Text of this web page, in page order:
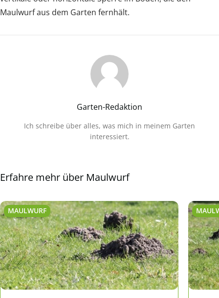
Maulwurf aus dem Garten fernhält.
Garten-Redaktion
Ich schreibe über alles, was mich in meinem Garten
interessiert.
Erfahre mehr über Maulwurf
MAULWURF